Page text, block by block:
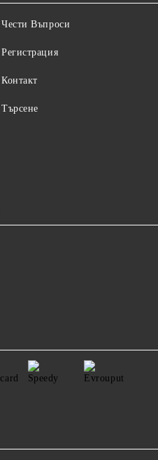
Чести Въпроси
Регистрация
Контакт
Търсене